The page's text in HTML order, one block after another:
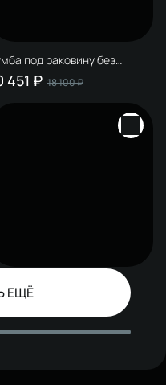
под раковину без
STWORKI
60 (FR2)
451 ₽ 18 100 ₽
под раковину без
STWORKI
80 (FR2) напольная,
11 116 ₽
ЕЩЁ